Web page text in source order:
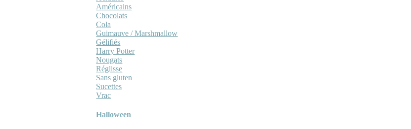
Américains
Chocolats
Cola
Guimauve / Marshmallow
Gélifiés
Harry Potter
Nougats
Réglisse
Sans gluten
Sucettes
Vrac
Halloween